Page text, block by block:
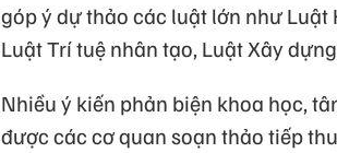
góp ý dự thảo các luật lớn như Luật
Luật Trí tuệ nhân tạo, Luật Xây
Nhiều ý kiến phản biện khoa học,
được các cơ quan soạn thảo tiếp